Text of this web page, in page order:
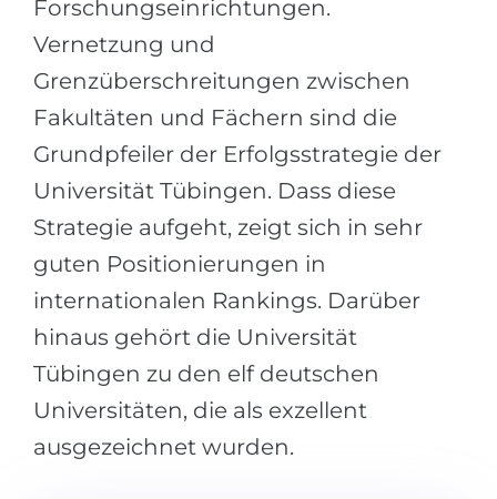
100%
Unsere Studierenden werden
Armenien
Belarus
Anderes Land
BERATUNG BUCHEN
Forschungseinrichtungen.
Vernetzung und
Grenzüberschreitungen zwischen
Fakultäten und Fächern sind die
Grundpfeiler der Erfolgsstrategie der
Universität Tübingen. Dass diese
Strategie aufgeht, zeigt sich in sehr
guten Positionierungen in
internationalen Rankings. Darüber
hinaus gehört die Universität
Tübingen zu den elf deutschen
Universitäten, die als exzellent
ausgezeichnet wurden.